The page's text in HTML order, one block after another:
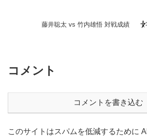
藤井聡太 vs 竹内雄悟 対戦成績
コメント
コメントを書き込む
このサイトはスパムを低減するために